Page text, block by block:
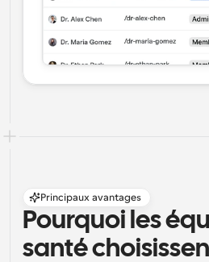
Principaux avantages
Pourquoi les
santé